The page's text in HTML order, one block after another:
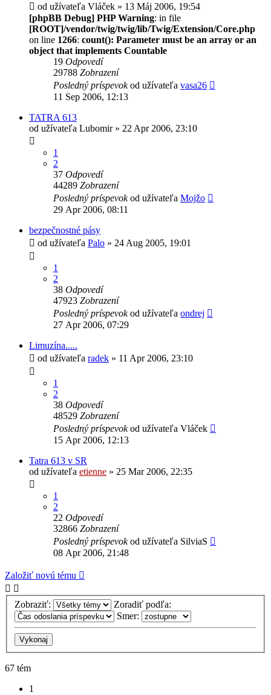
od užívateľa Vláček » 13 Máj 2006, 19:54
[phpBB Debug] PHP Warning: in file
[ROOT]/vendor/twig/twig/lib/Twig/Extension/Core.php
on line 1266: count(): Parameter must be an array or an
object that implements Countable
19 Odpovedí
29788 Zobrazení
Posledný príspevokod užívateľa vasa26
11 Sep 2006, 12:13
TATRA 613
od užívateľa Lubomir» 22 Apr 2006, 23:10
1
2
37 Odpovedí
44289 Zobrazení
Posledný príspevokod užívateľa Mojžo
29 Apr 2006, 08:11
bezpečnostné pásy
od užívateľa Palo » 24 Aug 2005, 19:01
1
2
38 Odpovedí
47923 Zobrazení
Posledný príspevokod užívateľa ondrej
27 Apr 2006, 07:29
Limuzína.....
od užívateľa radek » 11 Apr 2006, 23:10
1
2
38 Odpovedí
48529 Zobrazení
Posledný príspevokod užívateľa Vláček
15 Apr 2006, 12:13
Tatra 613 v SR
od užívateľa etienne » 25 Mar 2006, 22:35
1
2
22 Odpovedí
32866 Zobrazení
Posledný príspevokod užívateľa SilviaS
08 Apr 2006, 21:48
Založiť novú tému
Zobraziť:
Zoradiť podľa:
Smer:
67 tém
1